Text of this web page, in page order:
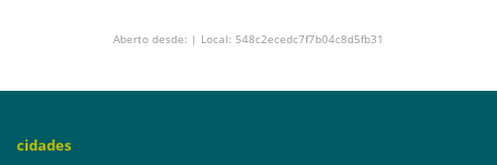
Aberto desde: | Local: 548c2ecedc7f7b04c8d5fb31
cidades